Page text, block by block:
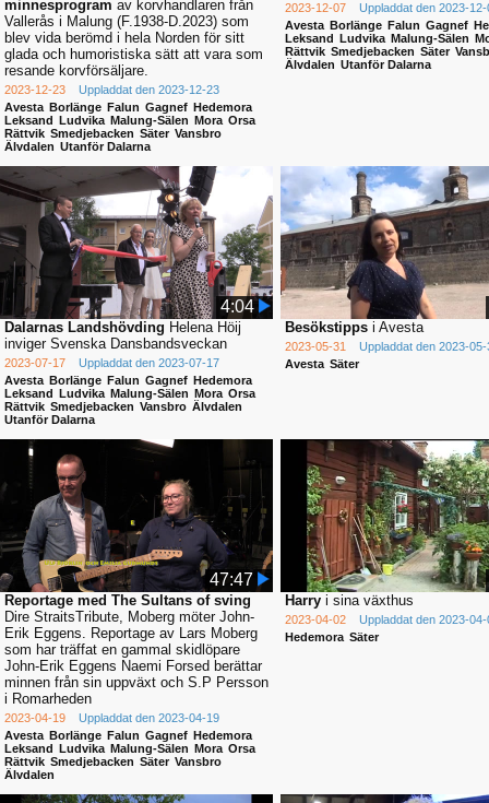
minnesprogram av korvhandlaren från
Vallerås i Malung (F.1938-D.2023) som
blev vida berömd i hela Norden för sitt
glada och humoristiska sätt att vara som
resande korvförsäljare.
2023-12-23
Uppladdat den 2023-12-23
Avesta Borlänge Falun Gagnef Hedemora
Leksand Ludvika Malung-Sälen Mora Orsa
Rättvik Smedjebacken Säter Vansbro
Älvdalen Utanför Dalarna
2023-12-07
Uppladdat den 2023-12-
Avesta Borlänge Falun Gagnef
Leksand Ludvika Malung-Sälen
Rättvik Smedjebacken Säter
Älvdalen Utanför Dalarna
4:04
Dalarnas Landshövding Helena Höij
inviger Svenska Dansbandsveckan
2023-07-17
Uppladdat den 2023-07-17
Avesta Borlänge Falun Gagnef Hedemora
Leksand Ludvika Malung-Sälen Mora Orsa
Rättvik Smedjebacken Vansbro Älvdalen
Utanför Dalarna
Besökstipps i Avesta
2023-05-31
Uppladdat den 2023-05-
Avesta Säter
47:47
Reportage med The Sultans of sving
Dire StraitsTribute, Moberg möter John-
Erik Eggens. Reportage av Lars Moberg
som har träffat en gammal skidlöpare
John-Erik Eggens Naemi Forsed berättar
minnen från sin uppväxt och S.P Persson
i Romarheden
2023-04-19
Uppladdat den 2023-04-19
Avesta Borlänge Falun Gagnef Hedemora
Leksand Ludvika Malung-Sälen Mora Orsa
Rättvik Smedjebacken Säter Vansbro
Älvdalen
Harry i sina växthus
2023-04-02
Uppladdat den 2023-04-
Hedemora Säter